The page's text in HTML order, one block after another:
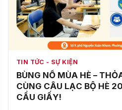
TIN TỨC - SỰ KIỆN
BÙNG NỔ MÙA HÈ –
CÙNG CÂU LẠC BỘ HÈ
CẦU GIẤY!